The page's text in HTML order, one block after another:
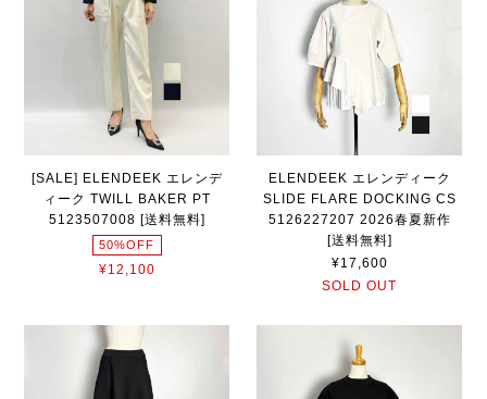
[SALE] ELENDEEK エレンデ
ィーク TWILL BAKER PT
5123507008 [送料無料]
50%OFF
¥12,100
ELENDEEK エレンディーク
SLIDE FLARE DOCKING CS
5126227207 2026春夏新作
[送料無料]
¥17,600
SOLD OUT